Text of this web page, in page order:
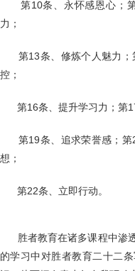
第10条、永怀感恩心；
力；
第13条、修炼个人魅力
控；
第16条、提升学习力；第
第19条、追求荣誉感；
想；
第22条、立即行动。
胜者教育在诸多课程中渗
的学习中对胜者教育二十二